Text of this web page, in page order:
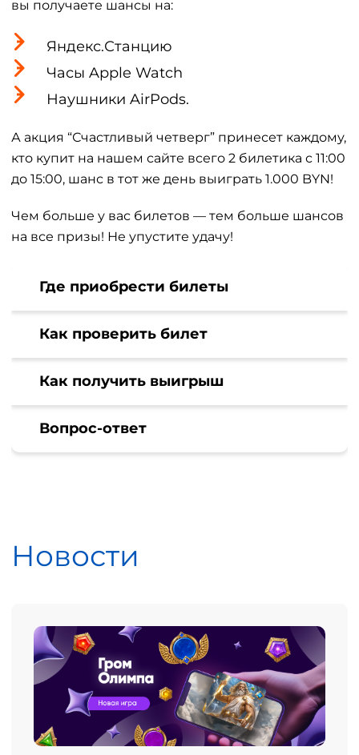
вы получаете шансы на:
Яндекс.Станцию
Часы Apple Watch
Наушники AirPods.
А акция “Счастливый четверг” принесет каждому,
кто купит на нашем сайте всего 2 билетика с 11:00
до 15:00, шанс в тот же день выиграть 1.000 BYN!
Чем больше у вас билетов — тем больше шансов
на все призы! Не упустите удачу!
Где приобрести билеты
Как проверить билет
Как получить выигрыш
Вопрос-ответ
Новости